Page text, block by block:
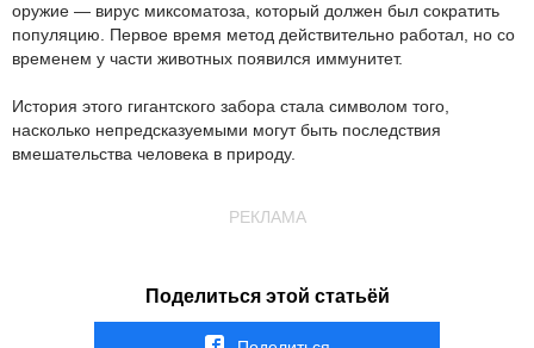
оружие — вирус миксоматоза, который должен был сократить
популяцию. Первое время метод действительно работал, но со
временем у части животных появился иммунитет.
История этого гигантского забора стала символом того,
насколько непредсказуемыми могут быть последствия
вмешательства человека в природу.
РЕКЛАМА
Поделиться этой статьёй